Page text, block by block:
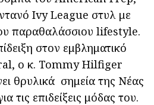
Ivy League στυλ με
παραθαλάσσιου lifestyle.
στον εμβληματικό
ο κ. Tommy Hilfiger
θρυλικά σημεία της Νέας
τις επιδείξεις μόδας του.